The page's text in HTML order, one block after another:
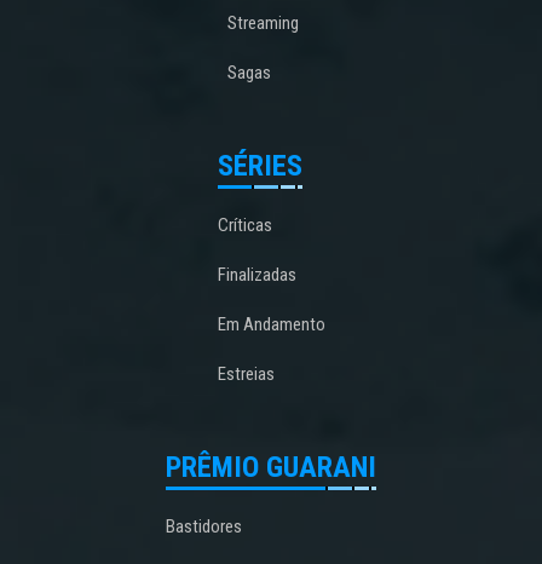
Streaming
Sagas
SÉRIES
Críticas
Finalizadas
Em Andamento
Estreias
PRÊMIO GUARANI
Bastidores